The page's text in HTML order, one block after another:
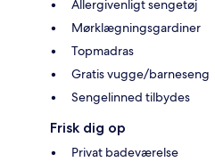
Allergivenligt sengetøj
Mørklægningsgardiner
Topmadras
Gratis vugge/barneseng
Sengelinned tilbydes
Frisk dig op
Privat badeværelse